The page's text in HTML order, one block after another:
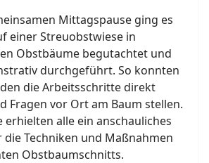
Mittagspause ging es
einer Streuobstwiese in
Obstbäume begutachtet und
durchgeführt. So konnten
die Arbeitsschritte direkt
Fragen vor Ort am Baum stellen.
erhielten alle ein anschauliches
Techniken und Maßnahmen
Obstbaumschnitts.